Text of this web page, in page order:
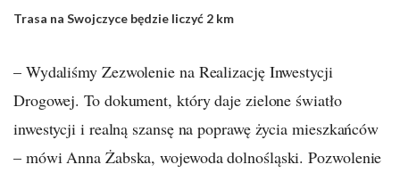
Trasa na Swojczyce będzie liczyć 2 km
– Wydaliśmy Zezwolenie na Realizację Inwestycji
Drogowej. To dokument, który daje zielone światło
inwestycji i realną szansę na poprawę życia mieszkańców
– mówi Anna Żabska, wojewoda dolnośląski. Pozwolenie